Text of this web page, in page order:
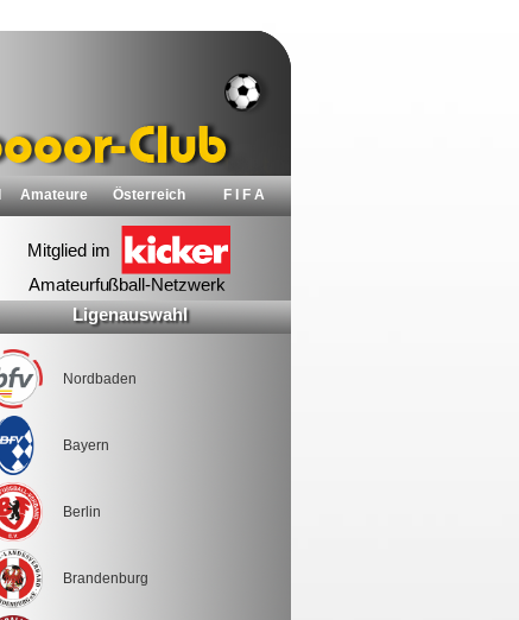
Amateure Österreich F I F A
Ligenauswahl
Nordbaden
Bayern
Berlin
Brandenburg